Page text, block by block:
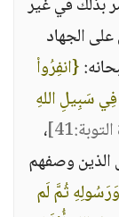
بذلك في غير
الجهاد
{انفِرُواْ
سَبِيلِ اللهِ
،
الذين وصفهم
وَرَسُولِهِ ثُمَّ لَم